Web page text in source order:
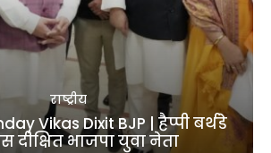
राष्ट्रीय
Vikas Dixit BJP | हैप्पी बर्थडे
दीक्षित भाजपा युवा नेता